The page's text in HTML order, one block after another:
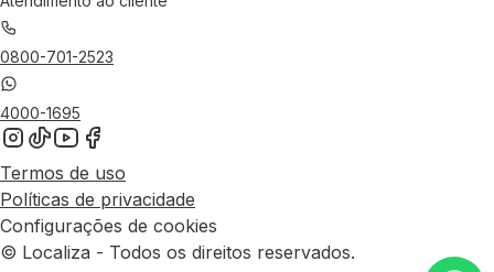
0800-701-2523
4000-1695
Termos de uso
Políticas de privacidade
Configurações de cookies
© Localiza - Todos os direitos reservados.